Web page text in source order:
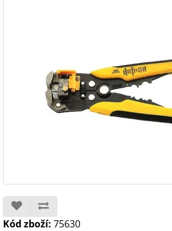
Kód zboží: 75630